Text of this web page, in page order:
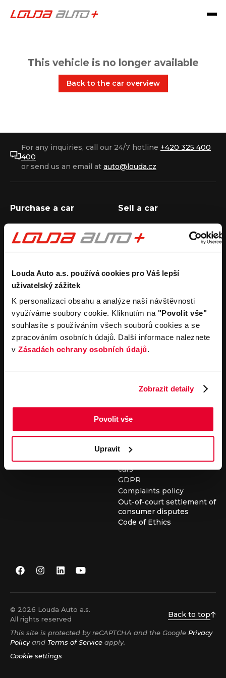
Louda Auto a.s. používá cookies pro Váš lepší
uživatelský zážitek
K personalizaci obsahu a analýze naší návštěvnosti
využíváme soubory cookie. Kliknutím na "Povolit vše"
souhlasíte s používáním všech souborů cookies a se
zpracováním osobních údajů. Další informace naleznete
v Zásadách ochrany osobních údajů.
Zobrazit detaily
Povolit vše
Upravit
This vehicle is no longer available
Back to the car overview
For any inquiries, call our 24/7 hotline +420 325 400
400
or send us an email at auto@louda.cz
Purchase a car
Purchase a used car
Koupit užitkový vůz
Sell a car
obligation
Rental
Carsharing
Car rental
Operational leasing
Company
Louda Auto+ Poděbrady
Recreational cars
News
For the media
Career
General terms and
orders of motor vehicles
General terms and
contitions for performing
service work
General terms and
conditions for buying used
cars
GDPR
Complaints policy
Out-of-court settlement of
consumer disputes
Code of Ethics
© 2026 Louda Auto a.s.
All rights reserved
Back to top
This site is protected by reCAPTCHA and the Google Privacy
Policyand Terms of Service apply.
Cookie settings